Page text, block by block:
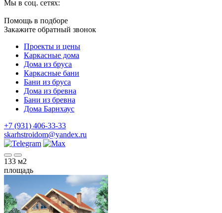
Мы в соц. сетях:
Помощь в подборе
Закажите обратный звонок
Проекты и цены
Каркасные дома
Дома из бруса
Каркасные бани
Бани из бруса
Дома из бревна
Бани из бревна
Дома Барнхаус
+7 (931) 406-33-33
skarhstroidom@yandex.ru
133 м2
площадь